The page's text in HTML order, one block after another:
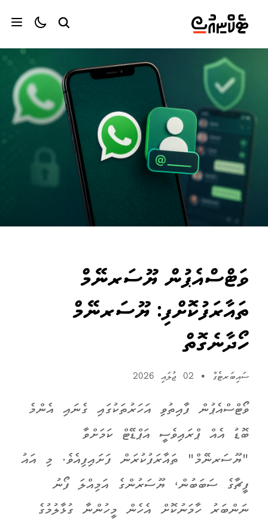
ވަޓްސްއެޕުން ޔޫސަރނޭމް
ތައާރަފުކޮށްފި: ޔޫސަރނޭމް
ހޯދާނެގޮތް
ސައިބަރޓެގް •
ވޯޓްސްއެޕުން ފާއިތުވި އަހަރުތަކުގައި ގެނައި އެންމެ
ބޮޑު އެއް ޕްރައިވެސީ އަޕްޑޭޓް ކަމަށްވާ
"ޔޫސަރނޭމް" ތައާރަފުކުރަން ފަށައިފިއެވެ. މި އައު
ފީޗާގެ ސަބަބުން، ޔޫސަރުންގެ އަމިއްލަ ފޯނު
ނަންބަރު ހާމަނުކޮށް އެހެން މީހުންނާ ގުޅާލުމުގެ